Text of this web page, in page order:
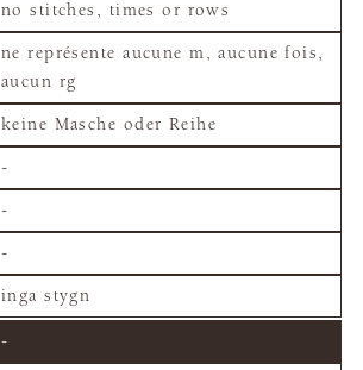
no stitches, times or rows
ne représente aucune m, aucune fois,
aucun rg
keine Masche oder Reihe
-
-
-
inga stygn
-